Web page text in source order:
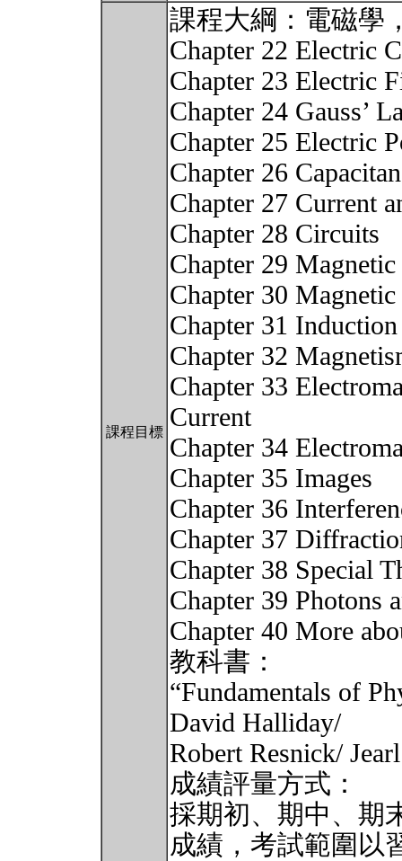
課程目標
課程大綱：電磁學
Chapter 22 Electric
Chapter 23 Electric
Chapter 24 Gauss’
Chapter 25 Electric
Chapter 26
Chapter 27 Current
Chapter 28 Circuits
Chapter 29
Chapter 30
Chapter 31
Chapter 32
Chapter 33
Current
Chapter 34
Chapter 35 Images
Chapter 36
Chapter 37
Chapter 38 Special
Chapter 39 Photons
Chapter 40 More
教科書：
“Fundamentals of
David Halliday/
Robert Resnick/
成績評量方式：
採期初、期中、期
成績，考試範圍以